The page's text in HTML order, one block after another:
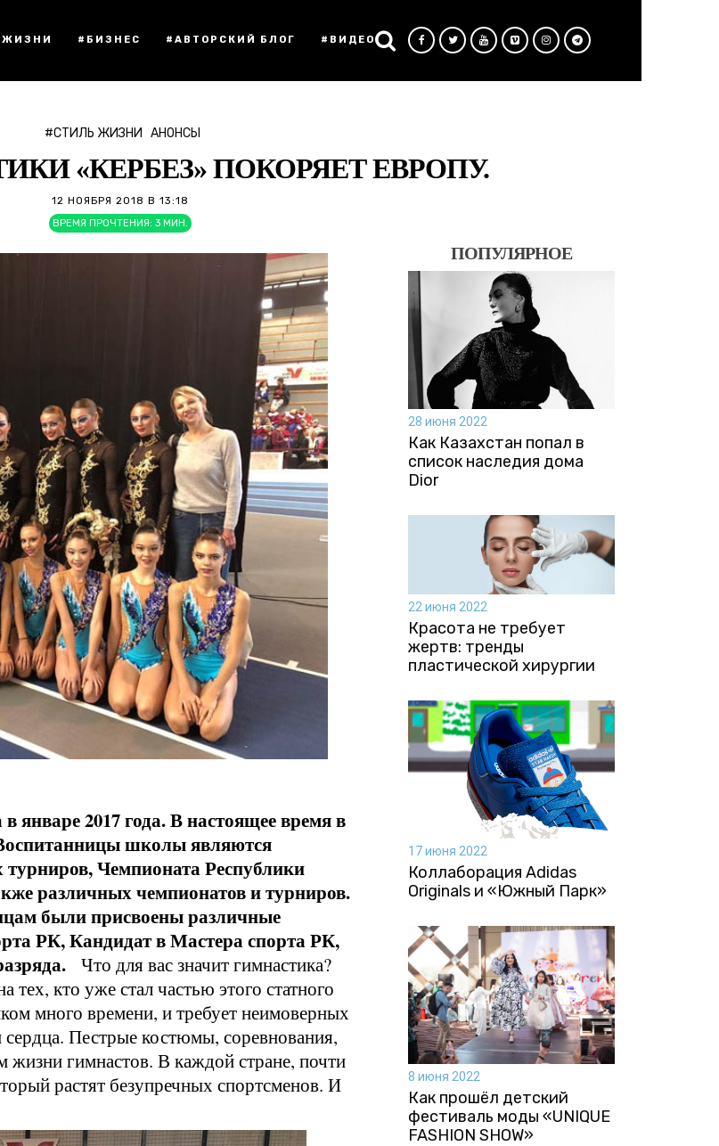
ЖИЗНИ #БИЗНЕС #АВТОРСКИЙ БЛОГ #ВИДЕО
#СТИЛЬ ЖИЗНИ АНОНСЫ
«КЕРБЕЗ» ПОКОРЯЕТ ЕВРОПУ.
12 НОЯБРЯ 2018 В 13:18
ВРЕМЯ ПРОЧТЕНИЯ: 3 МИН.
январе 2017 года. В настоящее время в
школы являются
Чемпионата Республики
различных чемпионатов и турниров.
были присвоены различные
РК, Кандидат в Мастера спорта РК,
Что для вас значит гимнастика?
тех, кто уже стал частью этого статного
много времени, и требует неимоверных
сердца. Пестрые костюмы, соревнования,
жизни гимнастов. В каждой стране, почти
растят безупречных спортсменов. И
ПОПУЛЯРНОЕ
28 июня 2022
Как Казахстан попал в
список наследия дома
Dior
22 июня 2022
Красота не требует
жертв: тренды
пластической хирургии
17 июня 2022
Коллаборация Аdidas
Originals и «Южный Парк»
8 июня 2022
Как прошёл детский
фестиваль моды «UNIQUE
FASHION SHOW»